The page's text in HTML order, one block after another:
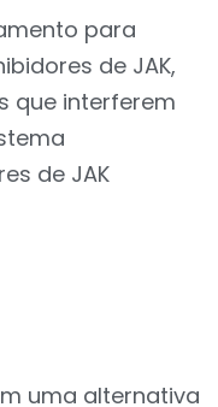
para
de JAK,
que interferem
de JAK
uma alternativa